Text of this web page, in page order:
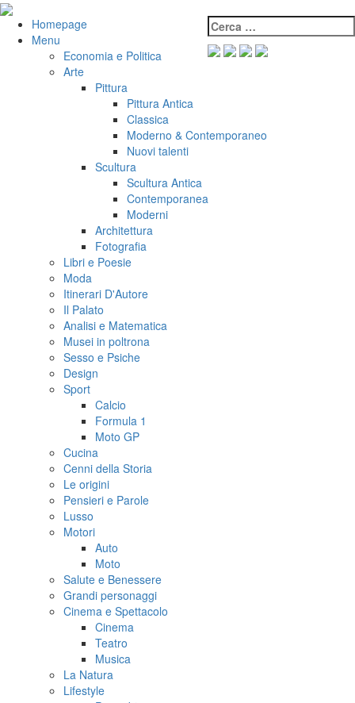
Salta
contenuto
VeniVidiVici Cerca:
Homepage
Menu
Economia e Politica
Arte
Pittura
Pittura Antica
Classica
Moderno & Contemporaneo
Nuovi talenti
Scultura
Scultura Antica
Contemporanea
Moderni
Architettura
Fotografia
Libri e Poesie
Moda
Itinerari D'Autore
Il Palato
Analisi e Matematica
Musei in poltrona
Sesso e Psiche
Design
Sport
Calcio
Formula 1
Moto GP
Cucina
Cenni della Storia
Le origini
Pensieri e Parole
Lusso
Motori
Auto
Moto
Salute e Benessere
Grandi personaggi
Cinema e Spettacolo
Cinema
Teatro
Musica
La Natura
Lifestyle